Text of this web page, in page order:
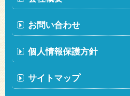
お問い合わせ
個人情報保護方針
サイトマップ